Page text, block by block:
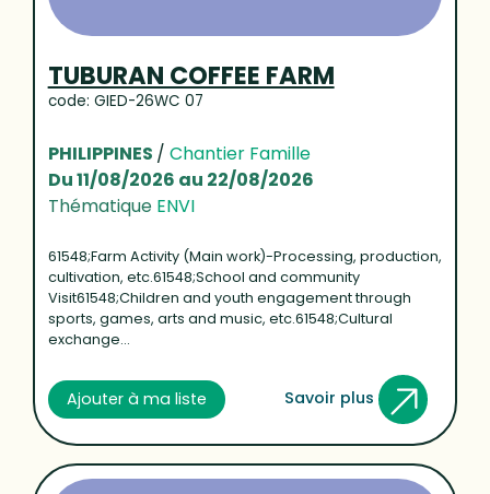
TUBURAN COFFEE FARM
code: GIED-26WC 07
PHILIPPINES / Chantier Famille
Du 11/08/2026 au 22/08/2026
Thématique ENVI
61548;Farm Activity (Main work)-Processing, production,
cultivation, etc.61548;School and community
Visit61548;Children and youth engagement through
sports, games, arts and music, etc.61548;Cultural
exchange...
Ajouter à ma liste Savoir plus